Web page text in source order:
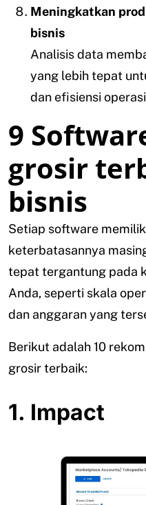
Meningkatkan
bisnis
Analisis data
yang lebih tepat
dan efisiensi
9
grosir
bisnis
Setiap software
keterbatasannya
tepat tergantung pada
Anda, seperti skala
dan anggaran yang
Berikut adalah 10
grosir terbaik:
1. Impact